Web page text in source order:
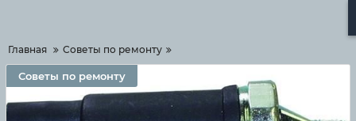
Главная Советы по ремонту
Советы по ремонту